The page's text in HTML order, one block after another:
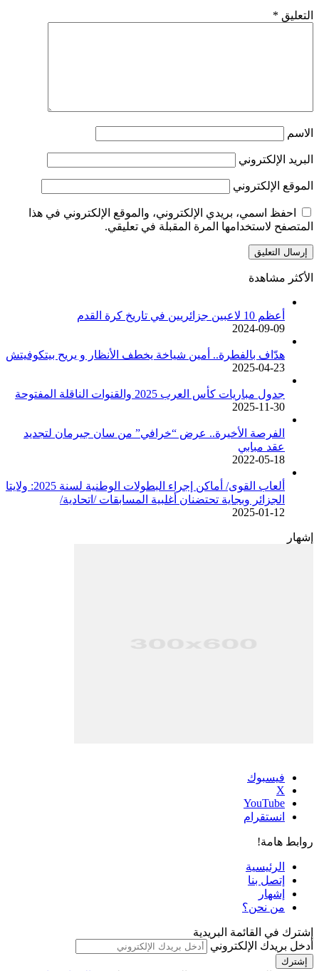
التعليق *
الاسم
البريد الإلكتروني
الموقع الإلكتروني
احفظ اسمي، بريدي الإلكتروني، والموقع الإلكتروني في هذا
المتصفح لاستخدامها المرة المقبلة في تعليقي.
الأكثر مشاهدة
أعظم 10 لاعبين جزائريين في تاريخ كرة القدم
2024-09-09
هدّاف بالفطرة.. أمين شياخة يخطف الأنظار و يريح بيتكوفيتش
2025-04-23
جدول مباريات كأس العرب 2025 والقنوات الناقلة المفتوحة
2025-11-30
الفرصة الأخيرة.. عرض “خرافي” من سان جيرمان لتجديد
عقد مبابي
2022-05-18
ألعاب القوى/ أماكن إجراء البطولات الوطنية لسنة 2025: ولايتا
الجزائر وبجاية تحتضنان أغلبية المسابقات /اتحادية/
2025-01-12
إشهار
فيسبوك
‫X
‫YouTube
انستقرام
روابط هامة!
الرئيسية
إتصل بنا
إشهار
من نحن؟
إشترك في القائمة البريدية
أدخل بريدك الإلكتروني